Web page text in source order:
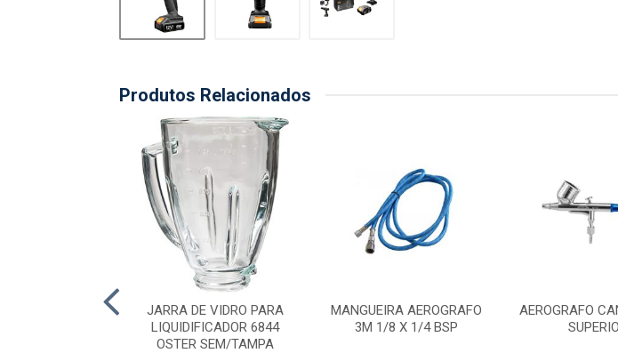
Produtos Relacionados
JARRA DE VIDRO PARA
LIQUIDIFICADOR 6844
OSTER SEM/TAMPA
MANGUEIRA AEROGRAFO
3M 1/8 X 1/4 BSP
AEROGRAFO